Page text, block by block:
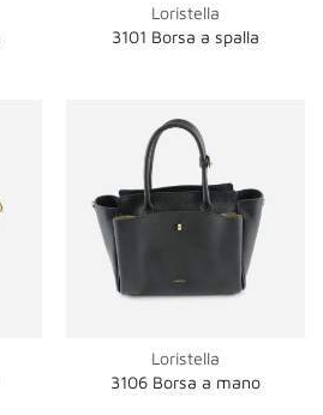
Loristella
3101 Borsa a spalla
Loristella
3106 Borsa a mano